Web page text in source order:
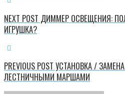
NEXT POST ДИММЕР ОСВЕЩЕНИЯ:
ИГРУШКА?
PREVIOUS POST УСТАНОВКА /
ЛЕСТНИЧНЫМИ МАРШАМИ